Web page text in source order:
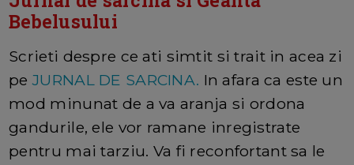
Bebelusului
Scrieti despre ce ati simtit si trait in acea zi
peJURNAL DE SARCINA. In afara ca este un
mod minunat de a va aranja si ordona
gandurile, ele vor ramane inregistrate
pentru mai tarziu. Va fi reconfortant sa le